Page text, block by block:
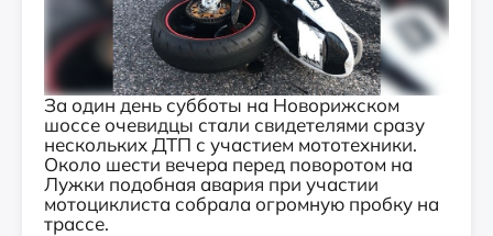
За один день субботы на Новорижском
шоссе очевидцы стали свидетелями сразу
нескольких ДТП с участием мототехники.
Около шести вечера перед поворотом на
Лужки подобная авария при участии
мотоциклиста собрала огромную пробку на
трассе.